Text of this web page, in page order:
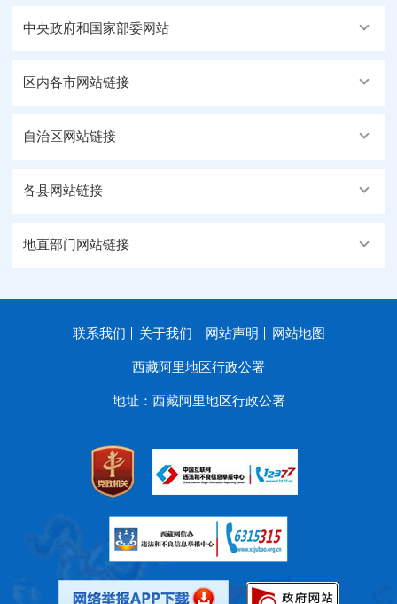
中央政府和国家部委网站
区内各市网站链接
自治区网站链接
各县网站链接
地直部门网站链接
联系我们 关于我们 网站声明 网站地图
西藏阿里地区行政公署
地址：西藏阿里地区行政公署